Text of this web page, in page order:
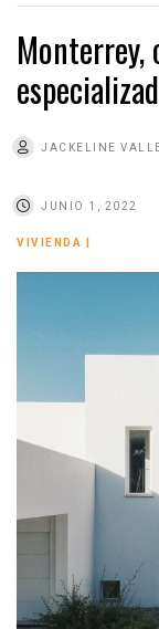
JACKELINE
JUNIO 1, 2022
VIVIENDA